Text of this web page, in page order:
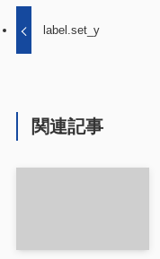
label.set_y
関連記事